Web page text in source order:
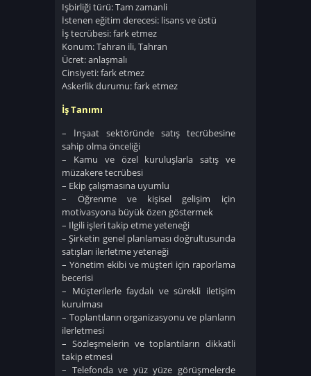
Işbirliği türü: Tam zamanli
İstenen eğitim derecesi: lisans ve üstü
İş tecrübesi: fark etmez
Konum: Tahran ili, Tahran
Ücret: anlaşmalı
Cinsiyeti: fark etmez
Askerlik durumu: fark etmez
İş Tanımı
– İnşaat sektöründe satış tecrübesine
sahip olma önceliği
– Kamu ve özel kuruluşlarla satış ve
müzakere tecrübesi
– Ekip çalışmasına uyumlu
– Öğrenme ve kişisel gelişim için
motivasyona büyük özen göstermek
– Ilgili işleri takip etme yeteneği
– Şirketin genel planlaması doğrultusunda
satışları ilerletme yeteneği
– Yönetim ekibi ve müşteri için raporlama
becerisi
– Müşterilerle faydalı ve sürekli iletişim
kurulması
– Toplantıların organizasyonu ve planların
ilerletmesi
– Sözleşmelerin ve toplantıların dikkatli
takip etmesi
– Telefonda ve yüz yüze görüşmelerde